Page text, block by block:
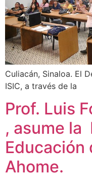
Culiacán, Sinaloa. El
ISIC, a través de la
Prof. Luis
, asume la
Educación
Ahome.